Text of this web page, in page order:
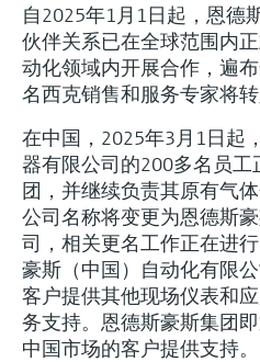
自2025年1月1日起，恩德
伙伴关系已在全球范围内
动化领域内开展合作，遍
名西克销售和服务专家将转
在中国，2025年3月1日起
器有限公司的200多名员
团，并继续负责其原有气
公司名称将变更为恩德斯
司，相关更名工作正在进
豪斯（中国）自动化有限
客户提供其他现场仪表和
务支持。恩德斯豪斯集团
中国市场的客户提供支持。